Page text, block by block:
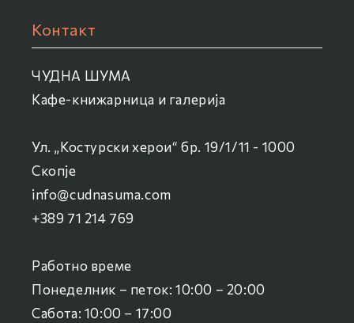
Контакт
ЧУДНА ШУМА
Кафе-книжарница и галерија
Ул. „Костурски херои“ бр. 19/1/11 - 1000
Скопје
info@cudnasuma.com
+389 71 214 769
Работно време
Понеделник – петок: 10:00 – 20:00
Сабота: 10:00 – 17:00